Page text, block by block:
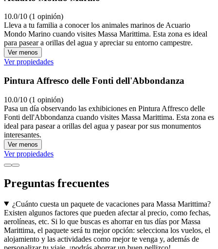
10.0/10 (1 opinión)
Lleva a tu familia a conocer los animales marinos de Acuario
Mondo Marino cuando visites Massa Marittima. Esta zona es ideal
para pasear a orillas del agua y apreciar su entorno campestre.
Ver menos
Ver propiedades
Pintura Affresco delle Fonti dell'Abbondanza
10.0/10 (1 opinión)
Pasa un día observando las exhibiciones en Pintura Affresco delle
Fonti dell'Abbondanza cuando visites Massa Marittima. Esta zona es
ideal para pasear a orillas del agua y pasear por sus monumentos
interesantes.
Ver menos
Ver propiedades
Preguntas frecuentes
¿Cuánto cuesta un paquete de vacaciones para Massa Marittima?
Existen algunos factores que pueden afectar al precio, como fechas,
aerolíneas, etc. Si lo que buscas es ahorrar en tus días por Massa
Marittima, el paquete será tu mejor opción: selecciona los vuelos, el
alojamiento y las actividades como mejor te venga y, además de